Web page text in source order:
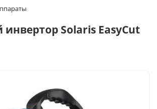
Solaris EasyCut